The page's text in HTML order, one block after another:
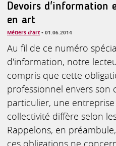
Devoirs d'information
en art
Métiers d'art • 01.06.2014
Au fil de ce numéro
d'information, notre
compris que cette
professionnel envers son
particulier, une
collectivité diffère selon
Rappelons, en
ces obligations ne